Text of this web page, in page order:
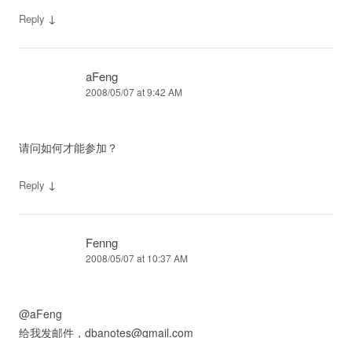
Reply ↓
aFeng
2008/05/07 at 9:42 AM
请问如何才能参加？
Reply ↓
Fenng
2008/05/07 at 10:37 AM
@aFeng
给我发邮件， dbanotes@gmail.com